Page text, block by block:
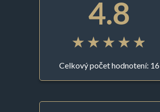
4.8
Celkový počet hodnotení: 16